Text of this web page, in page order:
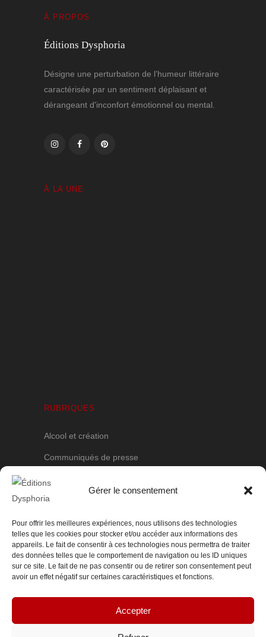
Gérer le consentement
Pour offrir les meilleures expériences, nous utilisons des technologies
telles que les cookies pour stocker et/ou accéder aux informations des
appareils. Le fait de consentir à ces technologies nous permettra de traiter
des données telles que le comportement de navigation ou les ID uniques
sur ce site. Le fait de ne pas consentir ou de retirer son consentement peut
avoir un effet négatif sur certaines caractéristiques et fonctions.
Accepter
À PROPOS
Éditions Dysphoria
Désigne une perturbation de l’humeur littéraire
caractérisée par un sentiment déplaisant et
dérangeant d'inconfort émotionnel ou mental.
À LA UNE
RUBRIQUES
Alcool et création
Communiqués de presse
Poèmes en prose
Romans novellas
MENTIONS LÉGALES
Mentions légales
Conditions générales de vente